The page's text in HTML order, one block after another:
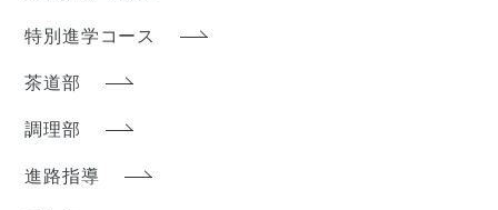
特別進学コース
茶道部
調理部
進路指導